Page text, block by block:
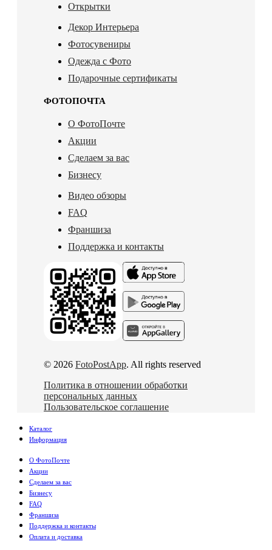
Открытки
Декор Интерьера
Фотосувениры
Одежда с Фото
Подарочные сертификаты
ФОТОПОЧТА
О ФотоПочте
Акции
Сделаем за вас
Бизнесу
Видео обзоры
FAQ
Франшиза
Поддержка и контакты
© 2026 FotoPostApp. All rights reserved
Политика в отношении обработки
персональных данных
Пользовательское соглашение
Каталог
Информация
О ФотоПочте
Акции
Сделаем за вас
Бизнесу
FAQ
Франшиза
Поддержка и контакты
Оплата и доставка